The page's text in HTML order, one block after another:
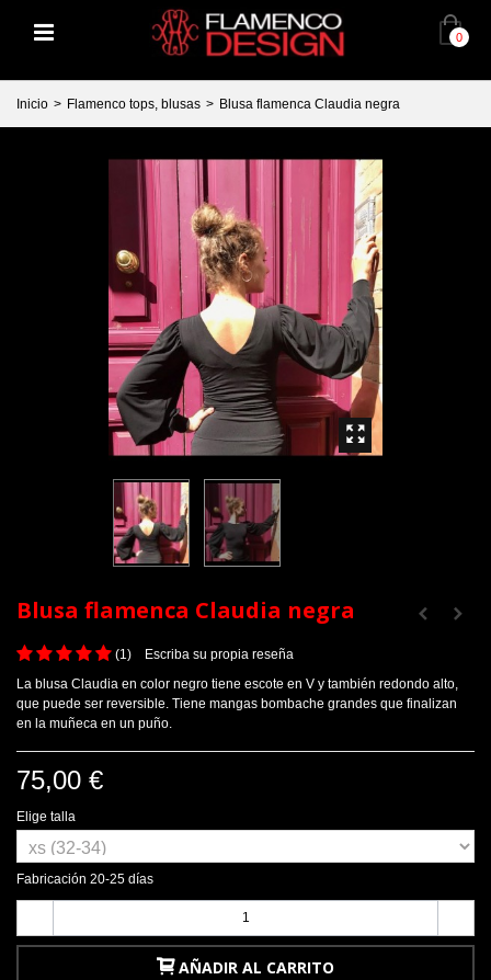
0
Inicio > Flamenco tops, blusas > Blusa flamenca Claudia negra
Blusa flamenca Claudia negra
(1)
Escriba su propia reseña
La blusa Claudia en color negro tiene escote en V y también redondo alto,
que puede ser reversible. Tiene mangas bombache grandes que finalizan
en la muñeca en un puño.
75,00 €
Elige talla
Fabricación 20-25 días
AÑADIR AL CARRITO